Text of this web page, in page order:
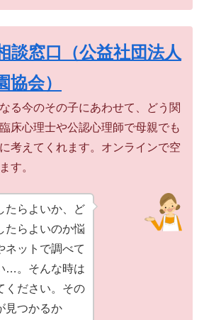
談窓口（公益社団法人
会）
る今のその子にあわせて、どう関
床心理士や公認心理師で母親でも
考えてくれます。オンラインで空
す。
たらよいか、ど
たらよいのか悩
ネットで調べて
…。そんな時は
ください。その
見つかるか